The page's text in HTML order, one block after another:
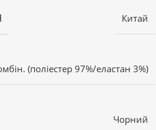
Китай
(поліестер 97%/еластан 3%)
Чорний